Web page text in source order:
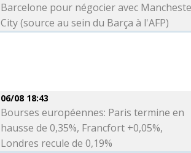
Barcelone pour négocier avec
City (source au sein du Barça à l'AFP)
06/08 18:43
Bourses européennes: Paris termine en
hausse de 0,35%, Francfort +0,05%,
Londres recule de 0,19%